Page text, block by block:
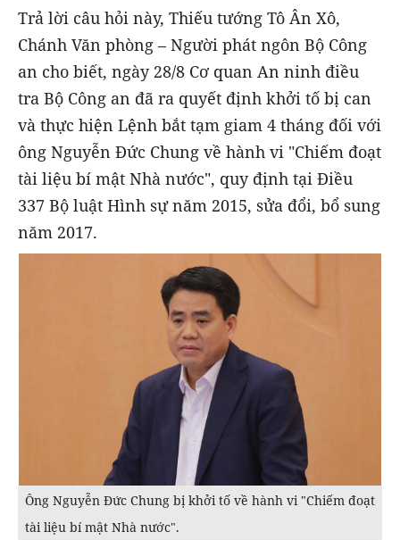
Trả lời câu hỏi này, Thiếu tướng Tô Ân Xô,
Chánh Văn phòng – Người phát ngôn Bộ Công
an cho biết, ngày 28/8 Cơ quan An ninh điều
tra Bộ Công an đã ra quyết định khởi tố bị can
và thực hiện Lệnh bắt tạm giam 4 tháng đối với
ông Nguyễn Đức Chung về hành vi "Chiếm đoạt
tài liệu bí mật Nhà nước", quy định tại Điều
337 Bộ luật Hình sự năm 2015, sửa đổi, bổ sung
năm 2017.
Ông Nguyễn Đức Chung bị khởi tố về hành vi "Chiếm đoạt
tài liệu bí mật Nhà nước".